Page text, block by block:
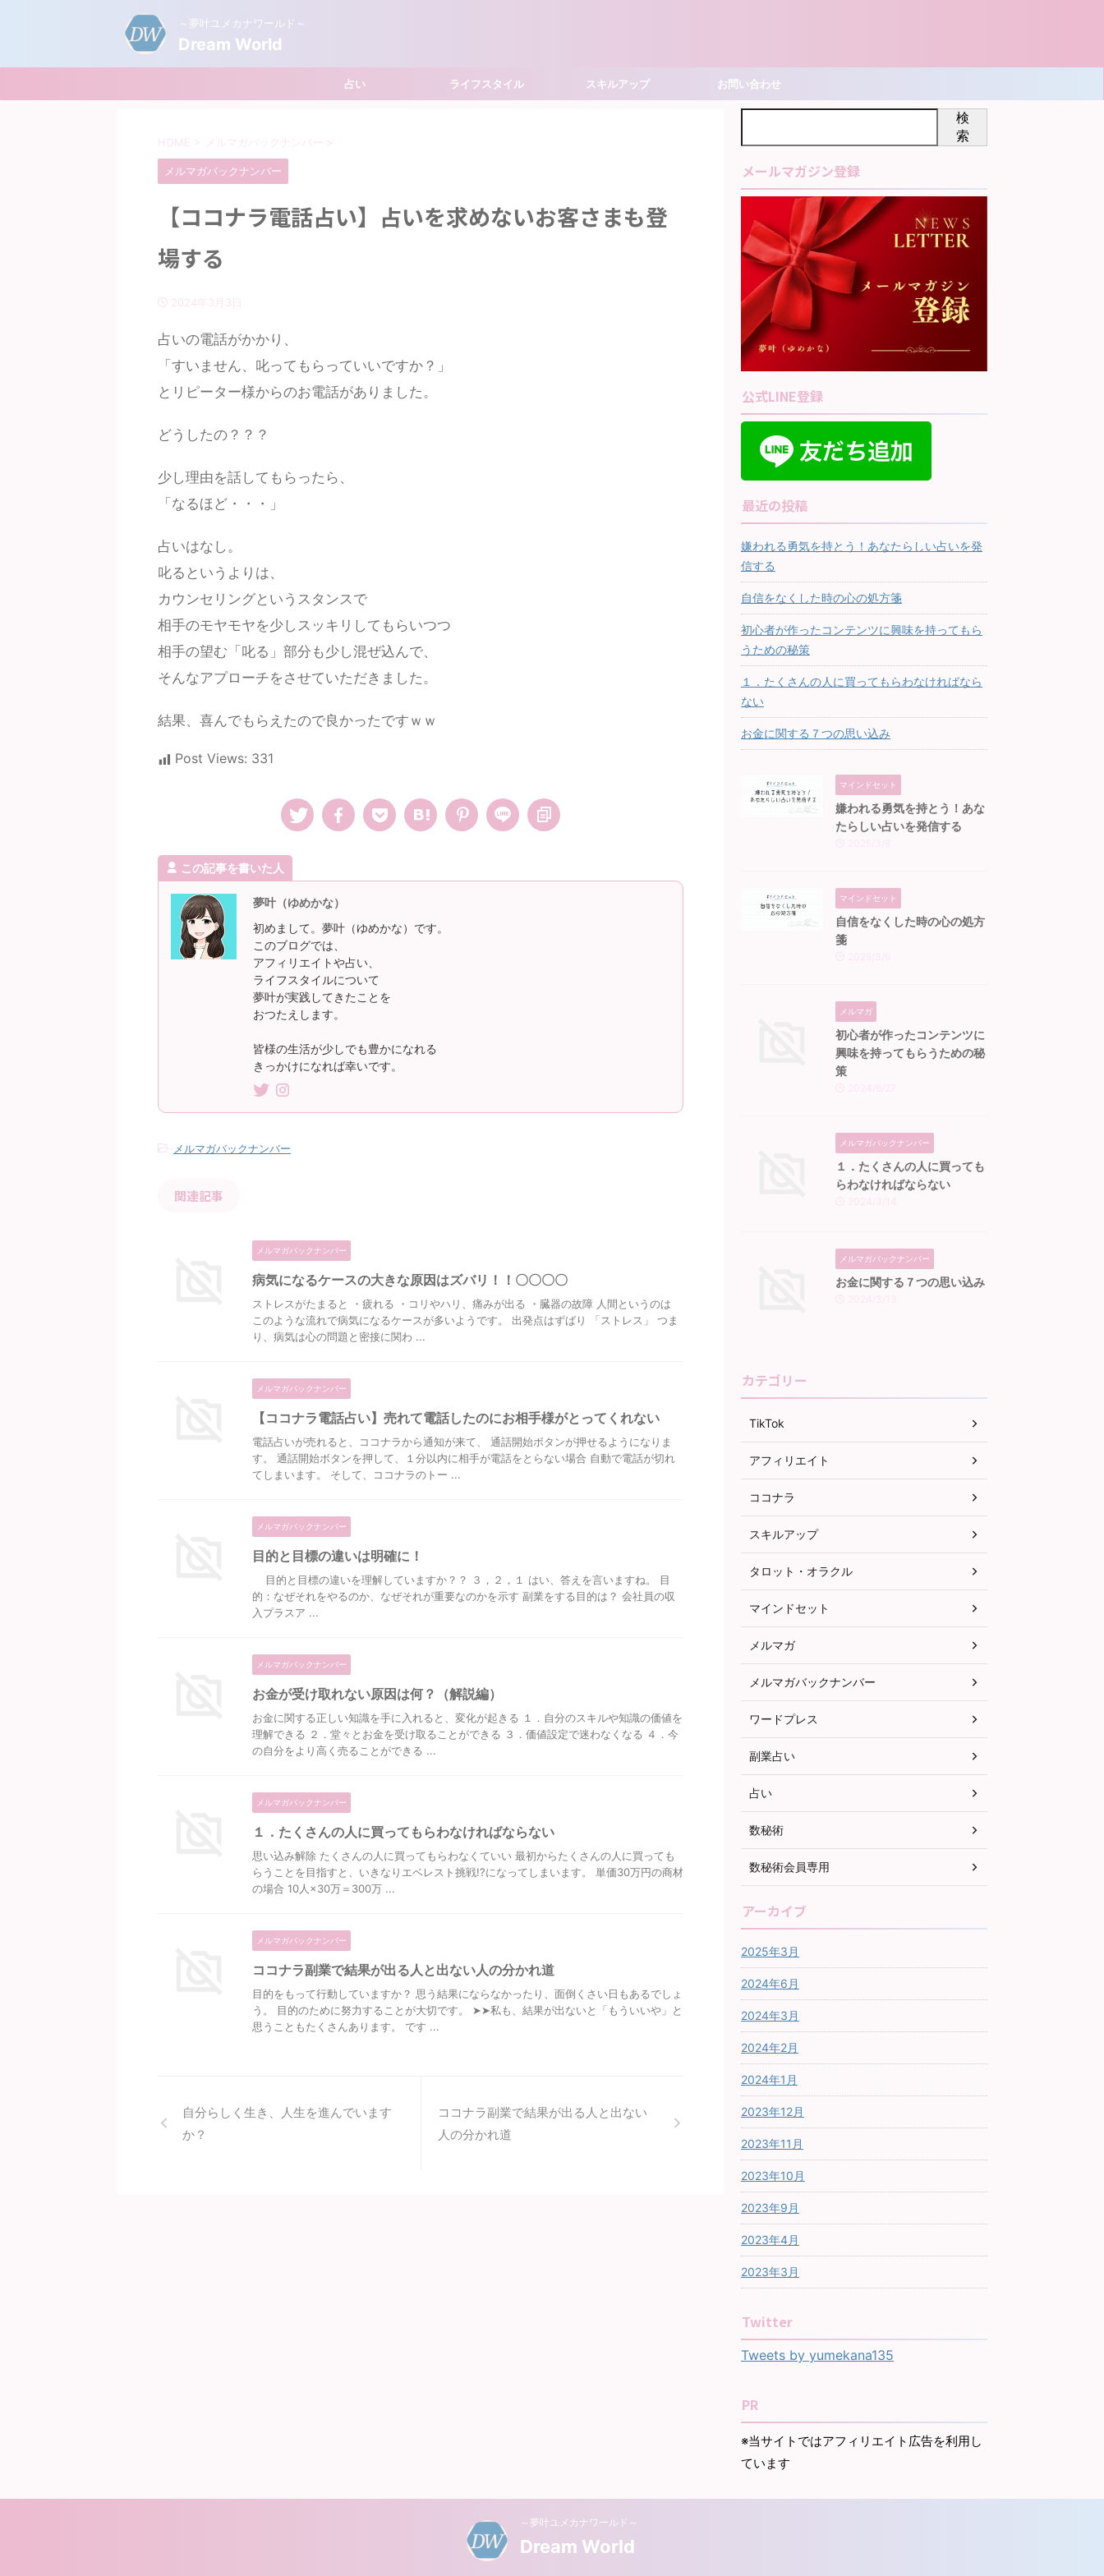
～夢叶ユメカナワールド～
Dream World
占い ライフスタイル スキルアップ お問い合わせ
HOME > メルマガバックナンバー >
メルマガバックナンバー
【ココナラ電話占い】占いを求めないお客さまも登
場する
2024年3月3日
占いの電話がかかり、
「すいません、叱ってもらっていいですか？」
とリピーター様からのお電話がありました。
どうしたの？？？
少し理由を話してもらったら、
「なるほど・・・」
占いはなし。
叱るというよりは、
カウンセリングというスタンスで
相手のモヤモヤを少しスッキリしてもらいつつ
相手の望む「叱る」部分も少し混ぜ込んで、
そんなアプローチをさせていただきました。
結果、喜んでもらえたので良かったですｗｗ
Post Views: 331
この記事を書いた人
夢叶（ゆめかな）
初めまして。夢叶（ゆめかな）です。
このブログでは、
アフィリエイトや占い、
ライフスタイルについて
夢叶が実践してきたことを
おつたえします。
皆様の生活が少しでも豊かになれる
きっかけになれば幸いです。
メルマガバックナンバー
関連記事
メルマガバックナンバー
病気になるケースの大きな原因はズバリ！！〇〇〇〇
ストレスがたまると ・疲れる ・コリやハリ、痛みが出る ・臓器の故障 人間というのは
このような流れで病気になるケースが多いようです。 出発点はずばり 「ストレス」 つま
り、病気は心の問題と密接に関わ ...
メルマガバックナンバー
【ココナラ電話占い】売れて電話したのにお相手様がとってくれない
電話占いが売れると、ココナラから通知が来て、 通話開始ボタンが押せるようになりま
す。 通話開始ボタンを押して、１分以内に相手が電話をとらない場合 自動で電話が切れ
てしまいます。 そして、ココナラのトー ...
メルマガバックナンバー
目的と目標の違いは明確に！
目的と目標の違いを理解していますか？？ ３，２，１ はい、答えを言いますね。 目
的：なぜそれをやるのか、なぜそれが重要なのかを示す 副業をする目的は？ 会社員の収
入プラスア ...
メルマガバックナンバー
お金が受け取れない原因は何？（解説編）
お金に関する正しい知識を手に入れると、変化が起きる １．自分のスキルや知識の価値を
理解できる ２．堂々とお金を受け取ることができる ３．価値設定で迷わなくなる ４．今
の自分をより高く売ることができる ...
メルマガバックナンバー
１．たくさんの人に買ってもらわなければならない
思い込み解除 たくさんの人に買ってもらわなくていい 最初からたくさんの人に買っても
らうことを目指すと、いきなりエベレスト挑戦!?になってしまいます。 単価30万円の商材
の場合 10人×30万＝300万 ...
メルマガバックナンバー
ココナラ副業で結果が出る人と出ない人の分かれ道
目的をもって行動していますか？ 思う結果にならなかったり、面倒くさい日もあるでしょ
う。 目的のために努力することが大切です。 ➤➤私も、結果が出ないと「もういいや」と
思うこともたくさんあります。 です ...
自分らしく生き、人生を進んでいます
か？
ココナラ副業で結果が出る人と出ない
人の分かれ道
検
索
メールマガジン登録
公式LINE登録
最近の投稿
嫌われる勇気を持とう！あなたらしい占いを発
信する
自信をなくした時の心の処方箋
初心者が作ったコンテンツに興味を持ってもら
うための秘策
１．たくさんの人に買ってもらわなければなら
ない
お金に関する７つの思い込み
マインドセット
嫌われる勇気を持とう！あな
たらしい占いを発信する
マインドセット
自信をなくした時の心の処方
箋
メルマガ
初心者が作ったコンテンツに
興味を持ってもらうための秘
策
メルマガバックナンバー
１．たくさんの人に買っても
らわなければならない
メルマガバックナンバー
お金に関する７つの思い込み
カテゴリー
TikTok
アフィリエイト
ココナラ
スキルアップ
タロット・オラクル
マインドセット
メルマガ
メルマガバックナンバー
ワードプレス
副業占い
占い
数秘術
数秘術会員専用
アーカイブ
2025年3月
2024年6月
2024年3月
2024年2月
2024年1月
2023年12月
2023年11月
2023年10月
2023年9月
2023年4月
2023年3月
Twitter
Tweets by yumekana135
PR
※当サイトではアフィリエイト広告を利用し
ています
～夢叶ユメカナワールド～
Dream World